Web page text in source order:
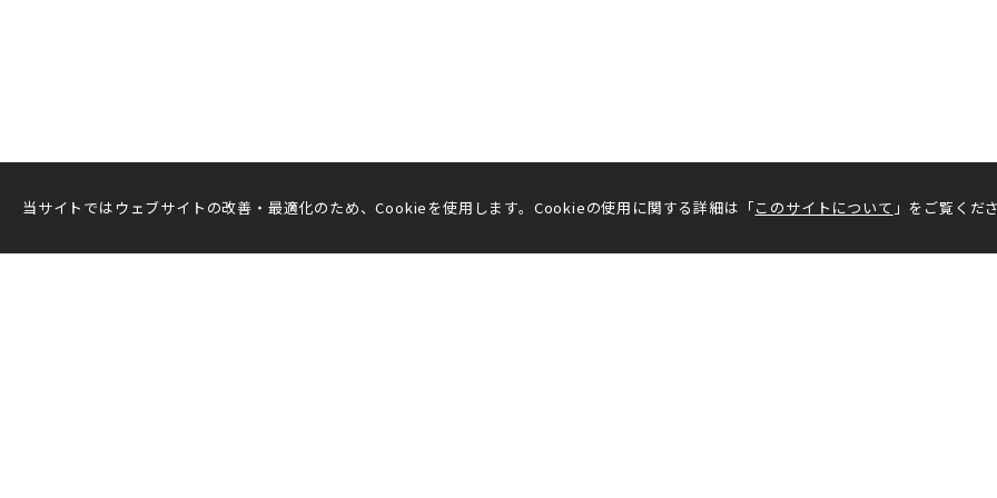
当サイトではウェブサイトの改善・最適化のため、Cookieを使用します。Cookieの使用に関する詳細は「このサイトについて 」をご覧くだ